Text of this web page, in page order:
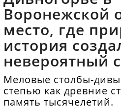
Воронежской
место, где
история
невероятный
Меловые столбы-
степью как древние
память тысячелетий.